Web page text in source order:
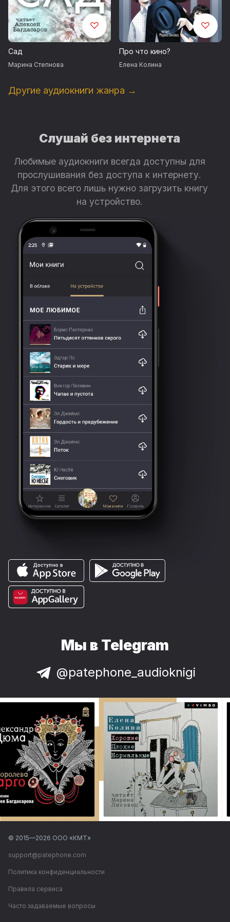
Запись произведена Аудио Издательством ВИМБО
©&℗ ООО «Вимбо», 2021
Продюсеры: Вадим Бух, Михаил Литваков
Сад
Марина Степнова
Про что кино?
Елена Колина
Другие аудиокниги жанра →
Слушай без интернета
Любимые аудиокниги всегда доступны для
прослушивания без доступа к интернету.
Для этого всего лишь нужно загрузить книгу
на устройство.
Мы в Telegram
@patephone_audioknigi
© 2015—2026 ООО «КМТ»
support@patephone.com
Политика конфиденциальности
Правила сервиса
Часто задаваемые вопросы